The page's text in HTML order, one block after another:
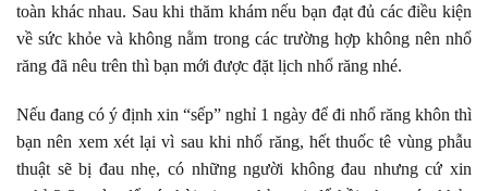
toàn khác nhau. Sau khi thăm khám nếu bạn đạt đủ các điều kiện
về sức khỏe và không nằm trong các trường hợp không nên nhổ
răng đã nêu trên thì bạn mới được đặt lịch nhổ răng nhé.
Nếu đang có ý định xin “sếp” nghỉ 1 ngày để đi nhổ răng khôn thì
bạn nên xem xét lại vì sau khi nhổ răng, hết thuốc tê vùng phẫu
thuật sẽ bị đau nhẹ, có những người không đau nhưng cứ xin